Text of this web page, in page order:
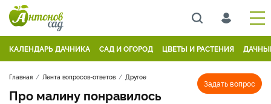
КАЛЕНДАРЬ ДАЧНИКА САД И ОГОРОД ЦВЕТЫ И РАСТЕНИЯ
Задать вопрос
Главная Лента вопросов-ответов Другое
Про малину понравилось